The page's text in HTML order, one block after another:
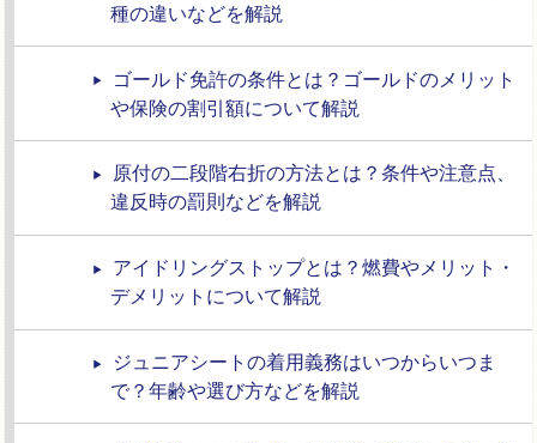
種の違いなどを解説
ゴールド免許の条件とは？ゴールドのメリット
や保険の割引額について解説
原付の二段階右折の方法とは？条件や注意点、
違反時の罰則などを解説
アイドリングストップとは？燃費やメリット・
デメリットについて解説
ジュニアシートの着用義務はいつからいつま
で？年齢や選び方などを解説